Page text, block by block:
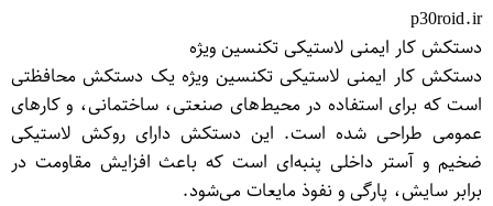
p30roid.ir
دستکش کار ایمنی لاستیکی تکنسین ویژه
دستکش کار ایمنی لاستیکی تکنسین ویژه یک دستکش محافظتی
است که برای استفاده در محیط‌های صنعتی، ساختمانی، و کارهای
عمومی طراحی شده است. این دستکش دارای روکش لاستیکی
ضخیم و آستر داخلی پنبه‌ای است که باعث افزایش مقاومت در
برابر سایش، پارگی و نفوذ مایعات می‌شود.